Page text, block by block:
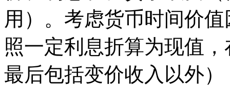
用）。考虑货币时间价
照一定利息折算为现值
最后包括变价收入以外